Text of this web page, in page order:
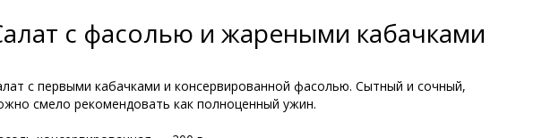
с фасолью и жареными кабачками
с первымикабачками и консервированной фасолью. Сытный и сочный,
смело рекомендовать как полноценный ужин.